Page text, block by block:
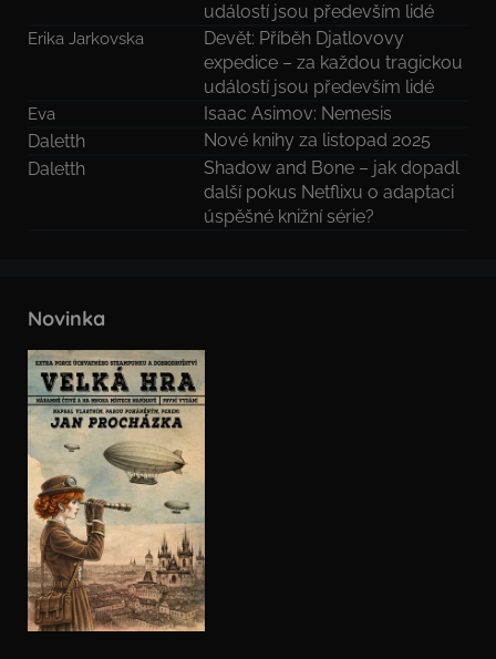
událostí jsou především lidé
Erika Jarkovska
Devět: Příběh Djatlovovy
expedice – za každou tragickou
událostí jsou především lidé
Eva
Isaac Asimov: Nemesis
Daletth
Nové knihy za listopad 2025
Daletth
Shadow and Bone – jak dopadl
další pokus Netflixu o adaptaci
úspěšné knižní série?
Novinka